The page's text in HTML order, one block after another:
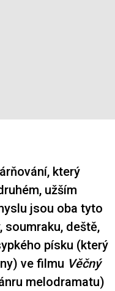
který
užším
jsou oba tyto
soumraku, deště,
písku (který
ve filmu Věčný
melodramatu)